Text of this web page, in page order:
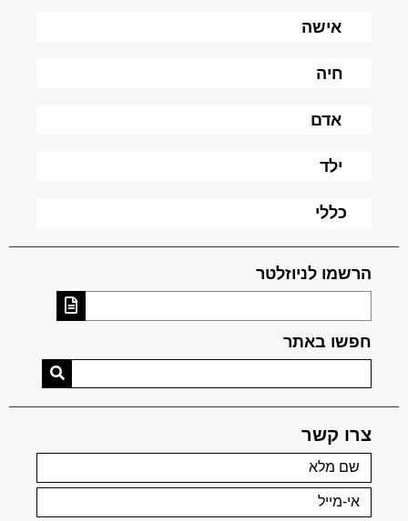
אישה
חיה
אדם
ילד
כללי
הרשמו לניוזלטר
חפשו באתר
צרו קשר